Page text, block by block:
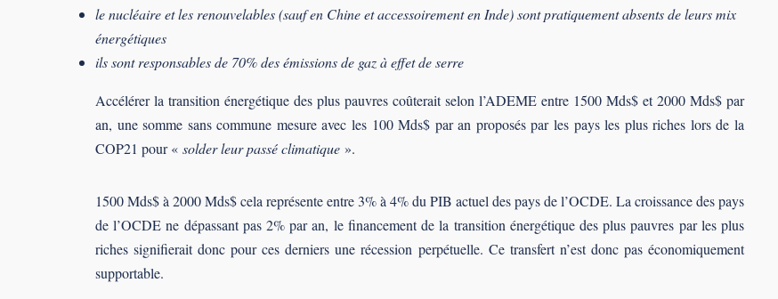
le nucléaire et les renouvelables (sauf en Chine et accessoirement en Inde) sont pratiquement absents de leurs mix
énergétiques
ils sont responsables de 70% des émissions de gaz à effet de serre
Accélérer la transition énergétique des plus pauvres coûterait selon l’ADEME entre 1500 Mds$ et 2000 Mds$ par
an, une somme sans commune mesure avec les 100 Mds$ par an proposés par les pays les plus riches lors de la
COP21 pour « solder leur passé climatique ».
1500 Mds$ à 2000 Mds$ cela représente entre 3% à 4% du PIB actuel des pays de l’OCDE. La croissance des pays
de l’OCDE ne dépassant pas 2% par an, le financement de la transition énergétique des plus pauvres par les plus
riches signifierait donc pour ces derniers une récession perpétuelle. Ce transfert n’est donc pas économiquement
supportable.